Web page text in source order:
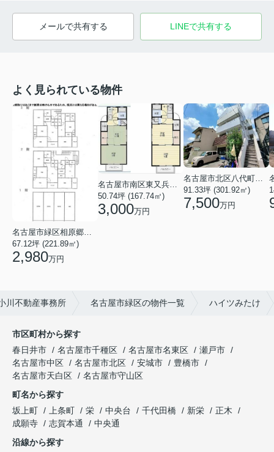
メールで共有する LINEで共有する
よく見られている物件
67.12坪 (221.89㎡)
2,980万円
名古屋市南区東又兵ヱ町４丁目
50.74坪 (167.74㎡)
3,000万円
名古屋市北区八代町２丁目
91.33坪 (301.92㎡)
7,500万円
川不動産事務所 名古屋市緑区の物件一覧 ハイツみたけ
市区町村から探す
春日井市
名古屋市千種区 名古屋市名東区
瀬戸市
名古屋市中区
名古屋市北区 安城市
豊橋市
名古屋市天白区
名古屋市守山区
町名から探す
坂上町
上条町 栄 中央台 千代田橋 新栄
正木
成願寺
志賀本通
中央通
沿線から探す